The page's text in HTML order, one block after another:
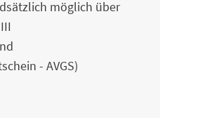
möglich über
- AVGS)